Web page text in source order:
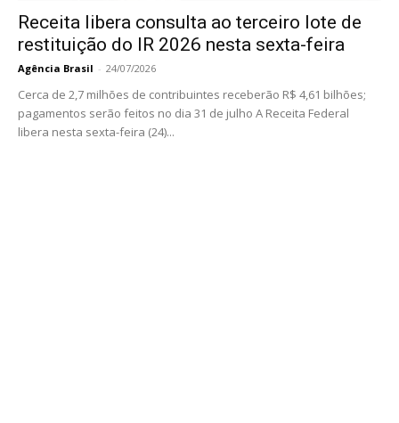
Receita libera consulta ao terceiro lote de
restituição do IR 2026 nesta sexta-feira
Agência Brasil - 24/07/2026
Cerca de 2,7 milhões de contribuintes receberão R$ 4,61 bilhões;
pagamentos serão feitos no dia 31 de julho A Receita Federal
libera nesta sexta-feira (24)...